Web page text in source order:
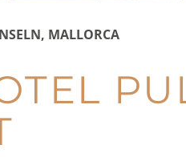
MALLORCA